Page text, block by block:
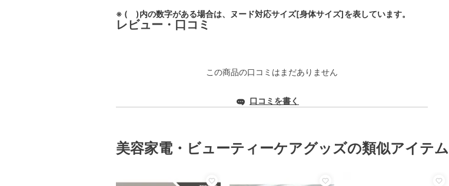
※ ( )内の数字がある場合は、ヌード対応サイズ[身体サイズ]を表しています。
レビュー・口コミ
この商品の口コミはまだありません
口コミを書く
美容家電・ビューティーケアグッズの類似アイテム